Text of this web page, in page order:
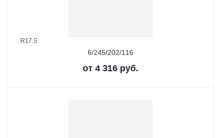
R17.5
6/245/202/116
от 4 316 руб.